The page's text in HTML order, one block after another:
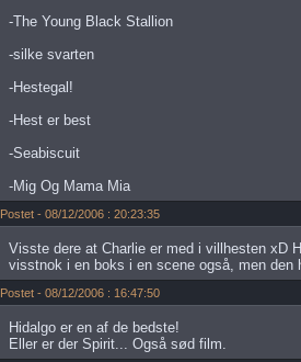
-The Young Black Stallion
-silke svarten
-Hestegal!
-Hest er best
-Seabiscuit
-Mig Og Mama Mia
Postet - 08/12/2006 : 20:23:35
Visste dere at Charlie er med i villhesten xD
visstnok i en boks i en scene også, men den
Postet - 08/12/2006 : 16:47:50
Hidalgo er en af de bedste!
Eller er der Spirit... Også sød film.